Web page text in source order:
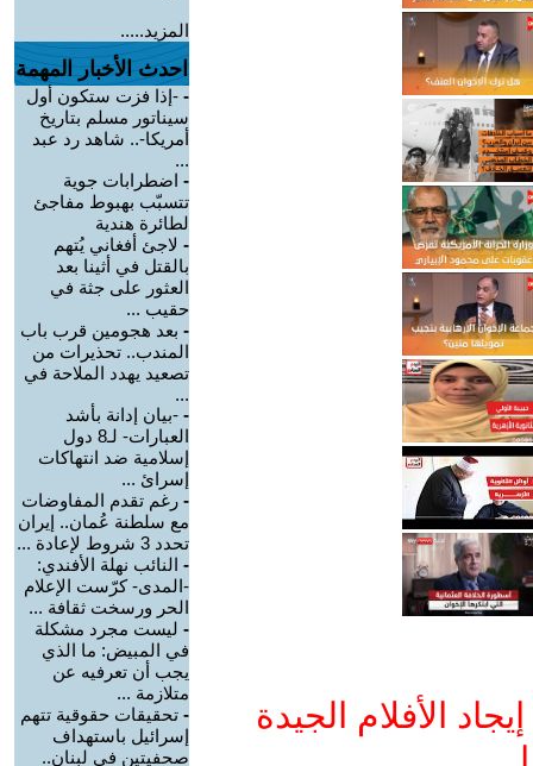
الأفلام الجيدة
المزيد.....
احدث الأخبار المهمة
- -إذا فزت ستكون أول
سيناتور مسلم بتاريخ
أمريكا-.. شاهد رد عبد
...
- اضطرابات جوية
تتسبّب بهبوط مفاجئ
لطائرة هندية
- لاجئ أفغاني يُتهم
بالقتل في أثينا بعد
العثور على جثة في
حقيب ...
- بعد هجومين قرب باب
المندب.. تحذيرات من
تصعيد يهدد الملاحة في
...
- -بيان إدانة بأشد
العبارات- لـ8 دول
إسلامية ضد انتهاكات
إسرائ ...
- رغم تقدم المفاوضات
مع سلطنة عُمان.. إيران
تحدد 3 شروط لإعادة ...
- النائب نهلة الأفندي:
-المدى- كرّست الإعلام
الحر ورسخت ثقافة ...
- ليست مجرد مشكلة
في المبيض: ما الذي
يجب أن تعرفيه عن
متلازمة ...
- تحقيقات حقوقية تتهم
إسرائيل باستهداف
صحفيتين في لبنان..